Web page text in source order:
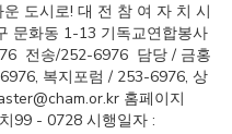
도시로! 대 전 참 여 자 치 시
화동 1-13 기독교연합봉사
전송/252-6976 담당 / 금홍
복지포럼 / 253-6976, 상
홈페이지
99 - 0728 시행일자 :